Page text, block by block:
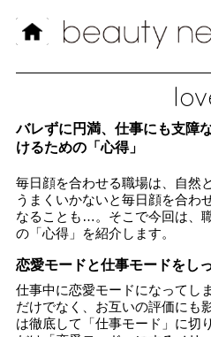
バレずに円満、仕事にも支障
けるための「心得」
毎日顔を合わせる職場は、自然
うまくいかないと毎日顔を合わ
なることも…。そこで今回は、
の「心得」を紹介します。
恋愛モードと仕事モードをし
仕事中に恋愛モードになってし
だけでなく、お互いの評価にも
は徹底して「仕事モード」に切